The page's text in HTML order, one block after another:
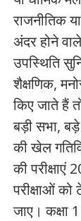
राजनीतिक
अंदर होने
उपस्थिति
शैक्षणिक,
किए जाते हैं
बड़ी सभा,
की खेल
की परीक्षाएं
परीक्षाओं
जाए। कक्षा